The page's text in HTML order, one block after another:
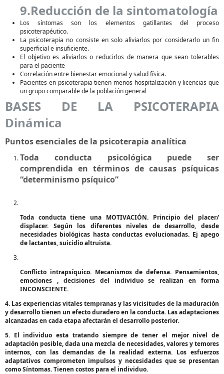
9.Reducción de la sintomatología
Los síntomas son los elementos gatillantes del proceso
psicoterapéutico.
La psicoterapia no consiste en solo aliviarlos por considerarlo un fin
superficial e insuficiente.
El objetivo es aliviarlos o reducirlos de manera que sean tolerables
para el paciente
Correlación entre bienestar emocional y salud física.
Pacientes en psicoterapia tienen menos hospitalización y licencias que
un grupo comparable de la población general
BASES DE LA PSICOTERAPIA
Dinámica
Puntos esenciales de la psicoterapia analítica
Toda conducta psicológica puede ser
comprendida en términos de causas psíquicas
“determinismo psíquico”
Toda conducta tiene una MOTIVACIÓN. Principio del placer/
displacer. Según los diferentes niveles de desarrollo, desde
necesidades biológicas hasta conductas evolucionadas. Ej apego
de lactantes, suicidio altruista.
Conflicto intrapsíquico. Mecanismos de defensa. Pensamientos,
emociones , decisiones del individuo se realizan en forma
INCONSCIENTE.
4. Las experiencias vitales tempranas y las vicisitudes de la maduración
y desarrollo tienen un efecto duradero en la conducta. Las adaptaciones
alcanzadas en cada etapa afectarán el desarrollo posterior.
5. El individuo esta tratando siempre de tener el mejor nivel de
adaptación posible, dada una mezcla de necesidades, valores y temores
internos, con las demandas de la realidad externa. Los esfuerzos
adaptativos comprometen impulsos y necesidades que se presentan
como Síntomas. Tienen costos para el individuo.